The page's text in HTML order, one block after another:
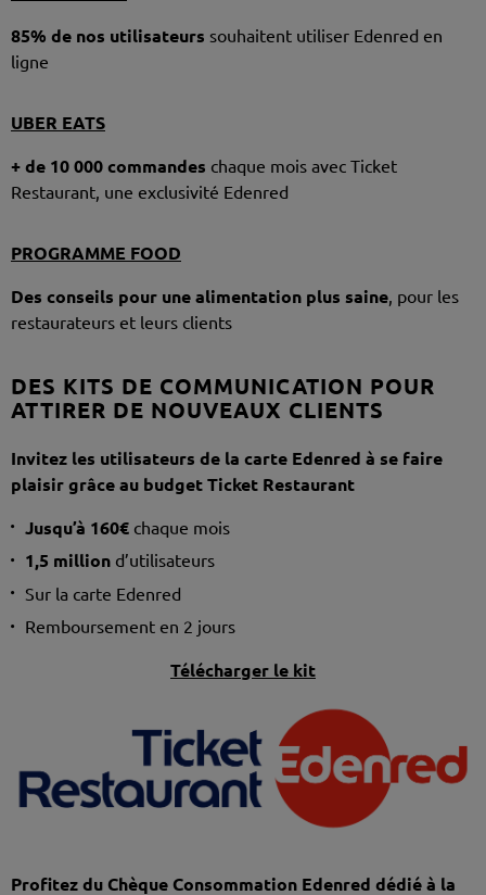
85% de nos utilisateurs souhaitent utiliser Edenred en
ligne
UBER EATS
+ de 10 000 commandes chaque mois avec Ticket
Restaurant, une exclusivité Edenred
PROGRAMME FOOD
Des conseils pour une alimentation plus saine, pour les
restaurateurs et leurs clients
DES KITS DE COMMUNICATION POUR
ATTIRER DE NOUVEAUX CLIENTS
Invitez les utilisateurs de la carte Edenred à se faire
plaisir grâce au budget Ticket Restaurant
Jusqu’à 160€chaque mois
1,5 milliond’utilisateurs
Sur la carte Edenred
Remboursement en 2 jours
Télécharger le kit
Profitez du Chèque Consommation Edenred dédié à la